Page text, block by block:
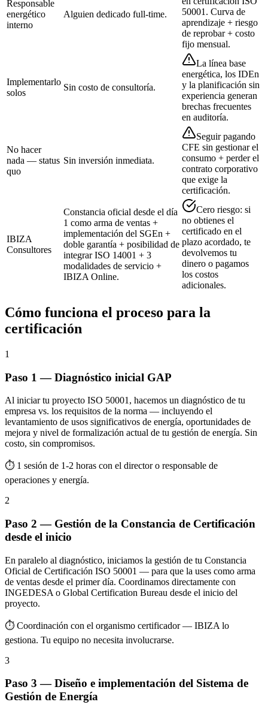
Responsable
energético
interno
Alguien dedicado full-time.
50001. Curva de
aprendizaje + riesgo
de reprobar + costo
fijo mensual.
Implementarlo
solos
Sin costo de consultoría.
La línea base
energética, los IDEn
y la planificación sin
experiencia generan
brechas frecuentes
en auditoría.
No hacer
nada — status
quo
Sin inversión inmediata.
Seguir pagando
CFE sin gestionar el
consumo + perder el
contrato corporativo
que exige la
certificación.
IBIZA
Consultores
Constancia oficial desde el día
1 como arma de ventas +
implementación del SGEn +
doble garantía + posibilidad de
integrar ISO 14001 + 3
modalidades de servicio +
IBIZA Online.
Cero riesgo: si
no obtienes el
certificado en el
plazo acordado, te
devolvemos tu
dinero o pagamos
los costos
adicionales.
Cómo funciona el proceso para la
certificación
1
Paso 1 — Diagnóstico inicial GAP
Al iniciar tu proyecto ISO 50001, hacemos un diagnóstico de tu
empresa vs. los requisitos de la norma — incluyendo el
levantamiento de usos significativos de energía, oportunidades de
mejora y nivel de formalización actual de tu gestión de energía. Sin
costo, sin compromisos.
⏱ 1 sesión de 1-2 horas con el director o responsable de
operaciones y energía.
2
Paso 2 — Gestión de la Constancia de Certificación
desde el inicio
En paralelo al diagnóstico, iniciamos la gestión de tu Constancia
Oficial de Certificación ISO 50001 — para que la uses como arma
de ventas desde el primer día. Coordinamos directamente con
INGEDESA o Global Certification Bureau desde el inicio del
proyecto.
⏱ Coordinación con el organismo certificador — IBIZA lo
gestiona. Tu equipo no necesita involucrarse.
3
Paso 3 — Diseño e implementación del Sistema de
Gestión de Energía